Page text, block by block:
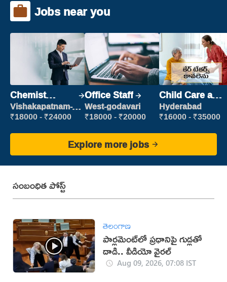
Jobs near you
Chemist
Production
Executive
Vishakapatnam-
new
₹18000 - ₹24000
Office Staff
West-godavari
₹18000 - ₹20000
Child Care and
Patient care
Hyderabad
₹16000 - ₹35000
Explore more jobs
సంబంధిత పోస్ట్
తెలంగాణ
పార్లమెంట్‌లో ప్రధానిపై గుడ్లతో
దాడి.. వీడియో వైరల్
Aug 09, 2026, 07:08 IST